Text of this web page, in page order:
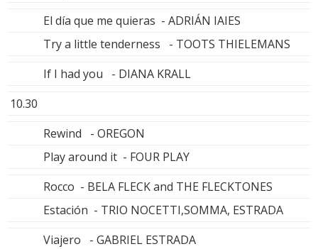
El día que me quieras - ADRIÁN IAIES
Try a little tenderness - TOOTS THIELEMANS
If I had you - DIANA KRALL
10.30
Rewind - OREGON
Play around it - FOUR PLAY
Rocco - BELA FLECK and THE FLECKTONES
Estación - TRIO NOCETTI,SOMMA, ESTRADA
Viajero - GABRIEL ESTRADA